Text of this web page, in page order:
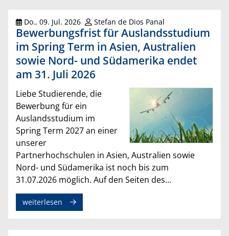
Do., 09. Jul. 2026 Stefan de Dios Panal
Bewerbungsfrist für Auslandsstudium
im Spring Term in Asien, Australien
sowie Nord- und Südamerika endet
am 31. Juli 2026
Liebe Studierende, die
Bewerbung für ein
Auslandsstudium im
Spring Term 2027 an einer
unserer
Partnerhochschulen in Asien, Australien sowie
Nord- und Südamerika ist noch bis zum
31.07.2026 möglich. Auf den Seiten des...
weiterlesen